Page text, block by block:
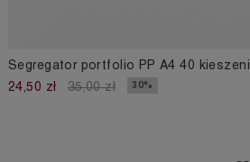
Segregator portfolio PP A4 40 kieszeni
24,50 zł
35,00 zł 30%